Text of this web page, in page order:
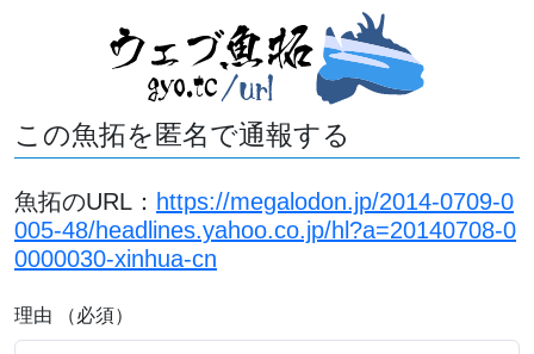
この魚拓を匿名で通報する
魚拓のURL： https://megalodon.jp/2014-0709-0
005-48/headlines.yahoo.co.jp/hl?a=20140708-0
0000030-xinhua-cn
理由 （必須）